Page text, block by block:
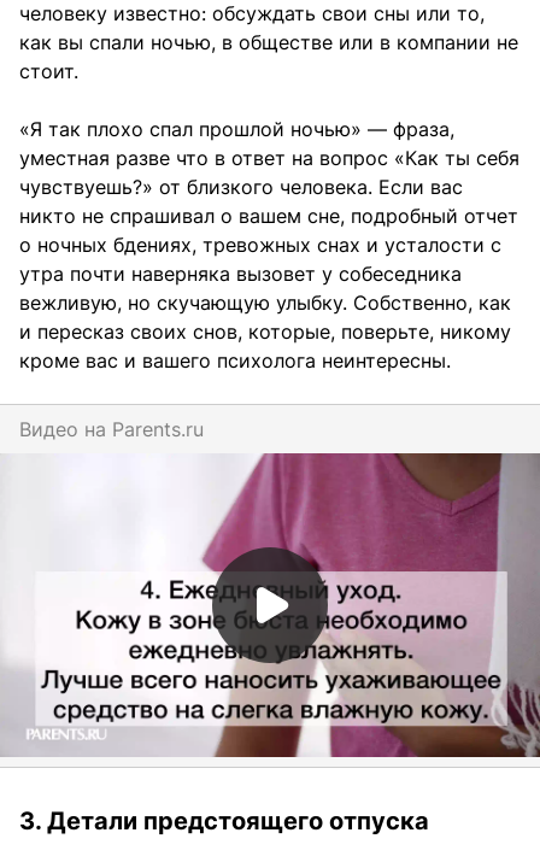
человеку известно: обсуждать свои сны или то,
как вы спали ночью, в обществе или в компании не
стоит.
«Я так плохо спал прошлой ночью» — фраза,
уместная разве что в ответ на вопрос «Как ты себя
чувствуешь?» от близкого человека. Если вас
никто не спрашивал о вашем сне, подробный отчет
о ночных бдениях, тревожных снах и усталости с
утра почти наверняка вызовет у собеседника
вежливую, но скучающую улыбку. Собственно, как
и пересказ своих снов, которые, поверьте, никому
кроме вас и вашего психолога неинтересны.
Видео на parents.ru
3. Детали предстоящего отпуска